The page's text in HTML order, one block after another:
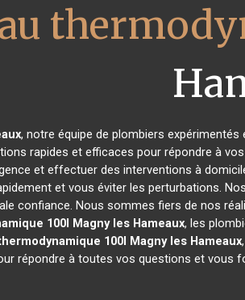
, notre équipe de plombiers
rapides et efficaces pour répondre à
et effectuer des interventions à
et vous éviter les perturbations.
confiance. Nous sommes fiers de nos
100l Magny les Hameaux, les
100l Magny les Hameaux
répondre à toutes vos questions et vous